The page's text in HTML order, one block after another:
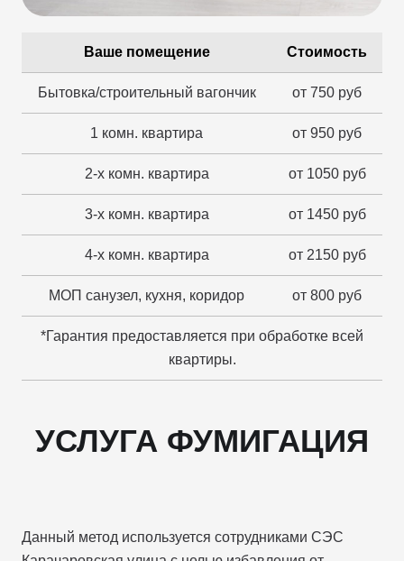
Ваше помещение Стоимость
Бытовка/строительный вагончик от 750 руб
1 комн. квартира от 950 руб
2-х комн. квартира от 1050 руб
3-х комн. квартира от 1450 руб
4-х комн. квартира от 2150 руб
МОП санузел, кухня, коридор от 800 руб
*Гарантия предоставляется при обработке всей
квартиры.
УСЛУГА ФУМИГАЦИЯ
Данный метод используется сотрудниками СЭС